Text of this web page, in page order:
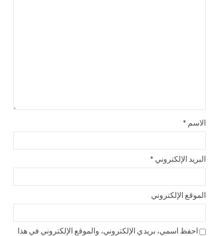
الاسم *
البريد الإلكتروني *
الموقع الإلكتروني
احفظ اسمي، بريدي الإلكتروني، والموقع الإلكتروني في هذا